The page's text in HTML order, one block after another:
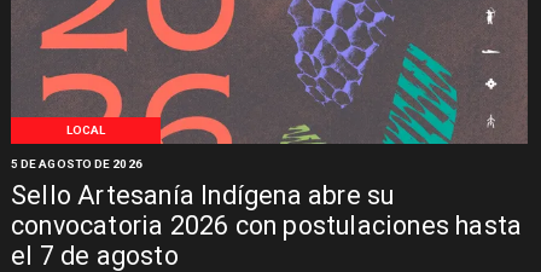
LOCAL
Sello Artesanía Indígena abre su
convocatoria 2026 con postulaciones hasta
el 7 de agosto
5 DE AGOSTO DE 2026